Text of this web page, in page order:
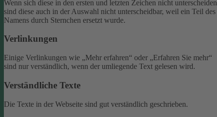
Wenn sich diese in den ersten und letzten Zeichen nicht
sind diese auch in der Auswahl nicht unterscheidbar, weil ein Teil des
Namens durch Sternchen ersetzt wurde.
Verlinkungen
Einige Verlinkungen wie „Mehr erfahren“ oder „Erfahren Sie mehr“
sind nur verständlich, wenn der umliegende Text gelesen wird.
Verständliche Texte
Die Texte in der Webseite sind gut verständlich geschrieben.